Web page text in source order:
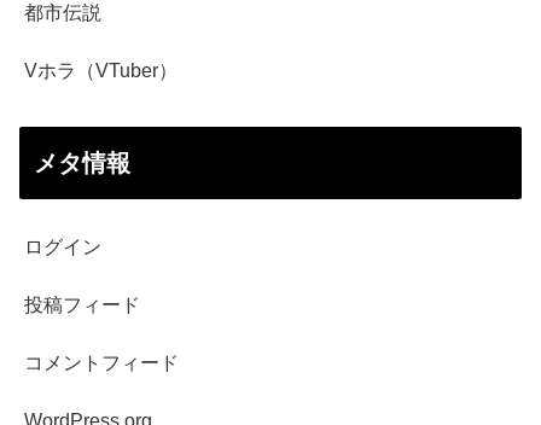
都市伝説
Vホラ（VTuber）
メタ情報
ログイン
投稿フィード
コメントフィード
WordPress.org